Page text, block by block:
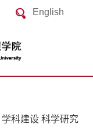
English
学科建设 科学研究